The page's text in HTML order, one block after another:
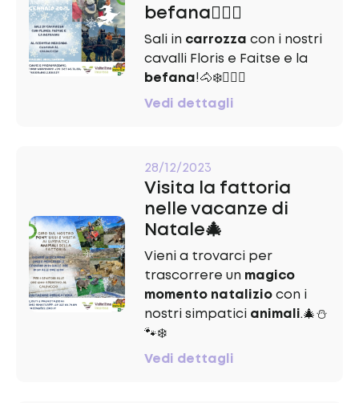
befana🧙🏻‍♀️
Sali in carrozza con i nostri
cavalli Floris e Faitse e la
befana!🐴❄️🧙🏻‍♀️
Vedi dettagli
28/12/2023
Visita la fattoria
nelle vacanze di
Natale🎄
Vieni a trovarci per
trascorrere un magico
momento natalizio con i
nostri simpatici animali.🎄⛄️
🐾❄️
Vedi dettagli